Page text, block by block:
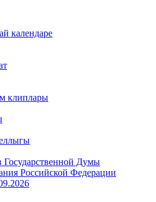
календаре
клиплары
Государственной Думы
Российской Федерации